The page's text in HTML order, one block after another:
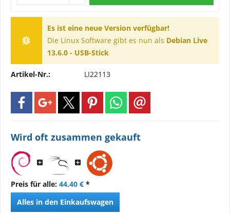
Es ist eine neue Version verfügbar!
Die Linux Software gibt es nun als Debian Live
13.6.0 - USB-Stick
Artikel-Nr.: LI22113
Wird oft zusammen gekauft
Preis für alle: 44,40 € *
Alles in den Einkaufswagen